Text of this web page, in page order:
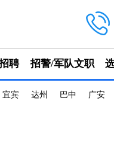
聘 招警/军队文职
宜宾 达州 巴中 广安